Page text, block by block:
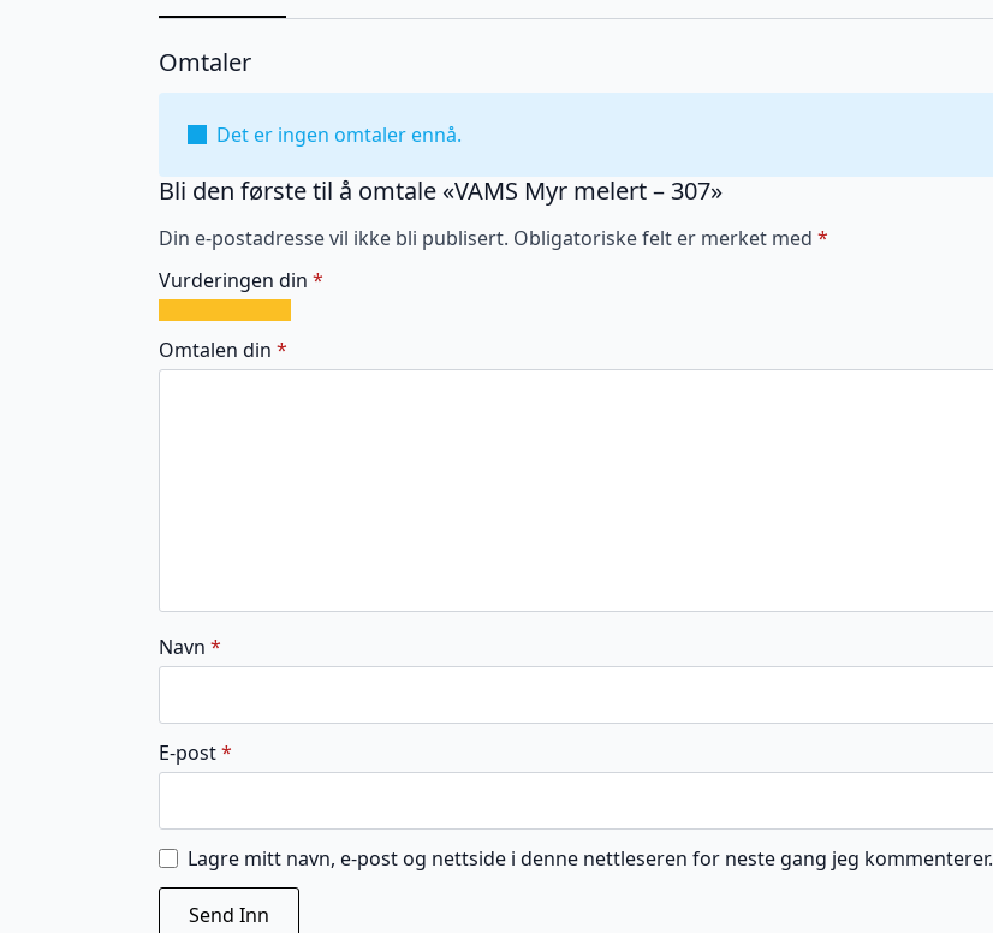
Omtaler
Det er ingen omtaler ennå.
Bli den første til å omtale «VAMS Myr melert – 307»
Din e-postadresse vil ikke bli publisert. Obligatoriske felt er merket med *
Vurderingen din *
av
5
av
5
av
5
av
5
av
5
Omtalen din *
Navn *
E-post*
Lagre mitt navn, e-post og nettside i denne nettleseren for neste gang jeg kommenterer.